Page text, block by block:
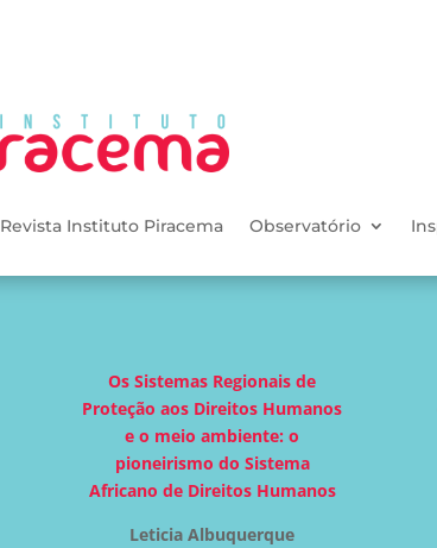
Revista Instituto Piracema Observatório
Os Sistemas Regionais de
Proteção aos Direitos Humanos
e o meio ambiente: o
pioneirismo do Sistema
Africano de Direitos Humanos
Leticia Albuquerque